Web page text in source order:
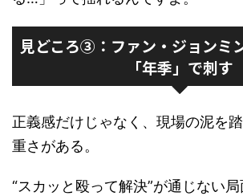
見どころ③：ファン・ジョンミ
「年季」で刺す
正義感だけじゃなく、現場の泥を
重さがある。
“スカッと殴って解決”が通じない